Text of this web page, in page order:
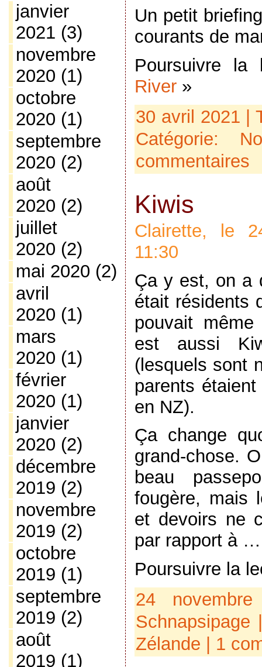
janvier
2021 (3)
novembre
2020 (1)
octobre
2020 (1)
septembre
2020 (2)
août
2020 (2)
juillet
2020 (2)
mai 2020 (2)
avril
2020 (1)
mars
2020 (1)
février
2020 (1)
janvier
2020 (2)
décembre
2019 (2)
novembre
2019 (2)
octobre
2019 (1)
septembre
2019 (2)
août
2019 (1)
Un petit
courants de
Poursuivre
River»
30 avril 2021 |
Catégorie:
commentaires
Kiwis
Clairette, le
11:30
Ça y est, on a
était résidents
pouvait
est aussi
(lesquels sont
parents
en NZ).
Ça change
grand-chose.
beau
fougère, mais
et devoirs ne
par rapport à …
Poursuivre la
24
Schnapsipage
Zélande
1